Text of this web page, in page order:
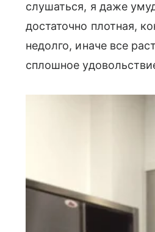
слушаться, я даже
достаточно плотная,
недолго, иначе все
сплошное